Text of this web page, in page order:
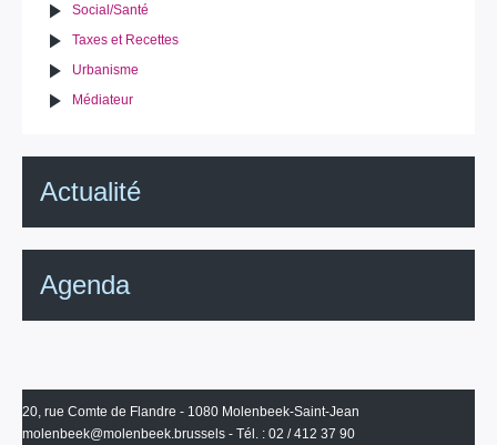
Social/Santé
Taxes et Recettes
Urbanisme
Médiateur
Actualité
Agenda
20, rue Comte de Flandre - 1080 Molenbeek-Saint-Jean
molenbeek@molenbeek.brussels - Tél. : 02 / 412 37 90